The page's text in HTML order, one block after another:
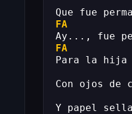
Que fue
FA
Ay..., fue
FA
Para la hija
Con ojos de
Y papel